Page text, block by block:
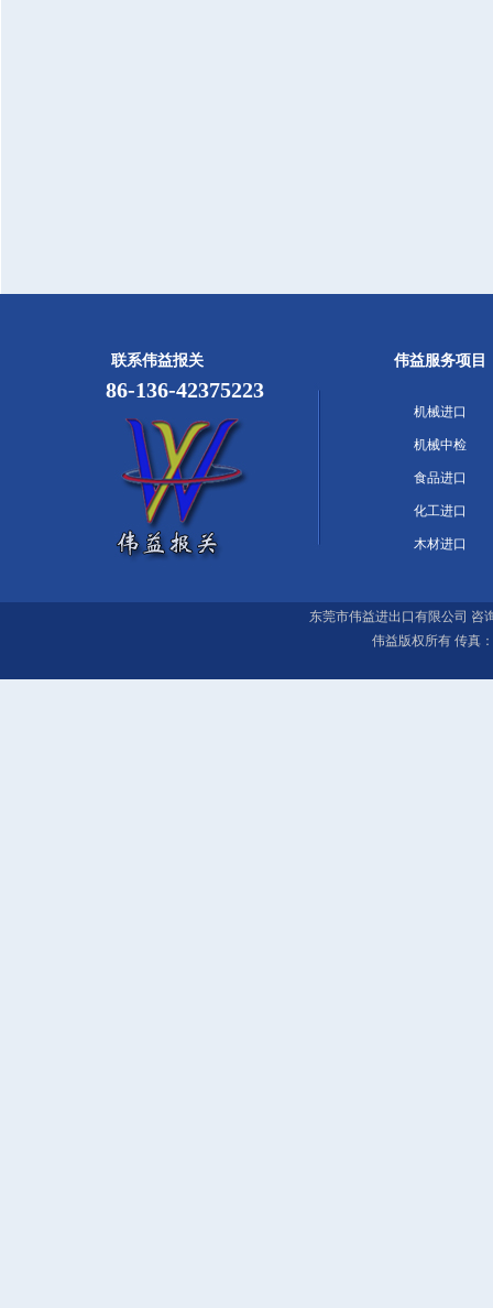
联系伟益报关
86-136-42375223
伟益服务项目
机械进口
机械中检
食品进口
化工进口
木材进口
东莞市伟益进出口有限公司 咨
伟益版权所有 传真